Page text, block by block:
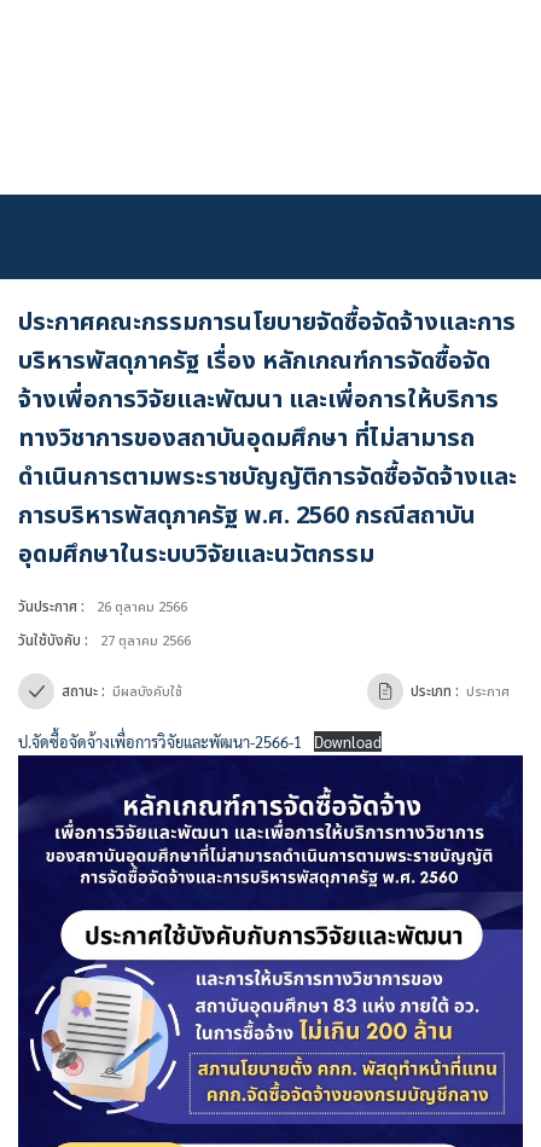
เข้าสู่ระบบ
ประกาศคณะกรรมการนโยบายจัดซื้อจัดจ้างและการ
บริหารพัสดุภาครัฐ เรื่อง หลักเกณฑ์การจัดซื้อจัด
จ้างเพื่อการวิจัยและพัฒนา และเพื่อการให้บริการ
ทางวิชาการของสถาบันอุดมศึกษา ที่ไม่สามารถ
ดำเนินการตามพระราชบัญญัติการจัดซื้อจัดจ้างและ
การบริหารพัสดุภาครัฐ พ.ศ. 2560 กรณีสถาบัน
อุดมศึกษาในระบบวิจัยและนวัตกรรม
วันประกาศ : 26 ตุลาคม 2566
วันใช้บังคับ : 27 ตุลาคม 2566
สถานะ : มีผลบังคับใช้ ประเภท : ประกาศ
ป.จัดซื้อจัดจ้างเพื่อการวิจัยและพัฒนา-2566-1 Download